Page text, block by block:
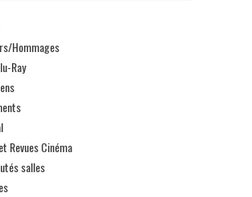
Hommages
Ray
Revues Cinéma
salles